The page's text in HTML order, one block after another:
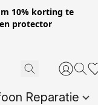
10% korting te
protector
Reparatie